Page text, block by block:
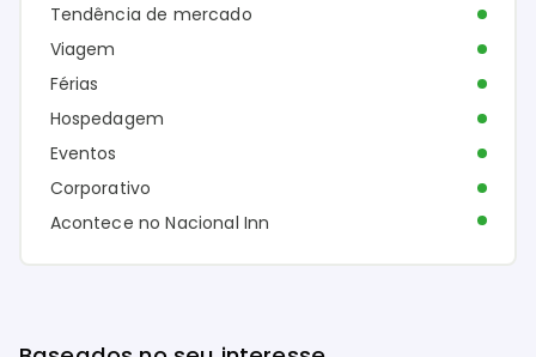
Tendência de mercado
Viagem
Férias
Hospedagem
Eventos
Corporativo
Acontece no Nacional Inn